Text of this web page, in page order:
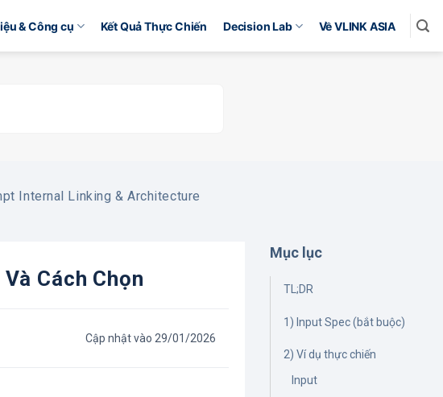
& Công cụ Kết Quả Thực Chiến Decision Lab Về VLINK ASIA
Internal Linking & Architecture
Cách Chọn
Cập nhật vào 29/01/2026
Mục lục
TL;DR
1) Input Spec (bắt buộc)
2) Ví dụ thực chiến
Input